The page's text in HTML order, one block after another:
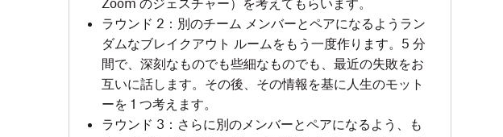
Zoom のジェスチャー）を考えてもらいます。
ラウンド 2：別のチーム メンバーとペアになるようラン
ダムなブレイクアウト ルームをもう一度作ります。5 分
間で、深刻なものでも些細なものでも、最近の失敗をお
互いに話します。その後、その情報を基に人生のモット
ーを 1 つ考えます。
ラウンド 3：さらに別のメンバーとペアになるよう、も